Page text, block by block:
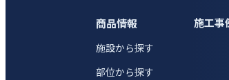
商品情報
施設から探す
部位から探す
施工事